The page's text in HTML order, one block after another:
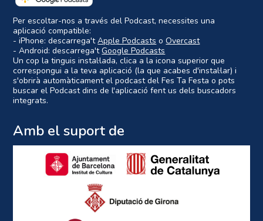
Per escoltar-nos a través del Podcast, necessites una
aplicació compatible:
- iPhone: descarrega'tApple Podcasts oOvercast
- Android: descarrega'tGoogle Podcasts
Un cop la tinguis instal·lada, clica a la icona superior que
correspongui a la teva aplicació (la que acabes d'instal·lar) i
s'obrirà automàticament el podcast del Fes Ta Festa o pots
buscar el Podcast dins de l'aplicació fent us dels buscadors
integrats.
Amb el suport de